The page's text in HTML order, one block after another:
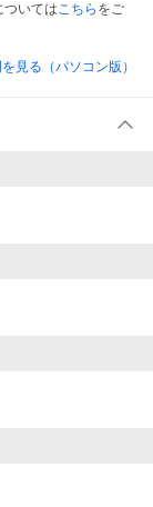
いてはこちら をご
見る（パソコン版）